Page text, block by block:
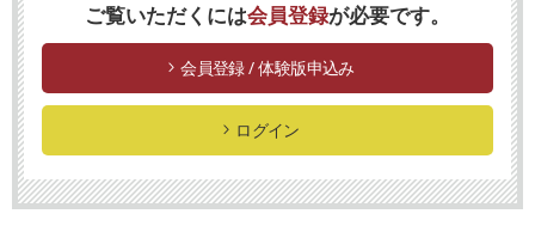
ご覧いただくには会員登録が必要です。
会員登録 / 体験版申込み
ログイン